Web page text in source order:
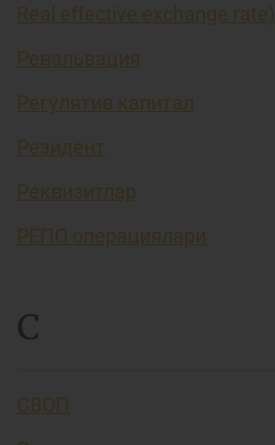
Real effective exchange rate)
Ревальвация
Регулятив капитал
Резидент
Реквизитлар
РЕПО операциялари
С
СВОП